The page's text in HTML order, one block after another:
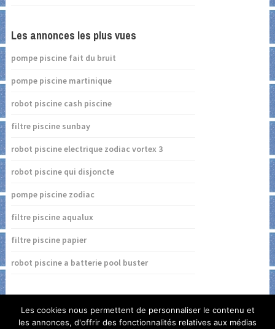
Les annonces les plus vues
pompe piscine fait du bruit
pompe piscine martinique
robot piscine cash piscine
filtre piscine sunbay
robot piscine electrique zodiac vortex 3
robot piscine qui disjoncte
pompe piscine zodiac
filtre piscine aqualux
filtre piscine papier
robot piscine a batterie pool buster
Les cookies nous permettent de personnaliser le contenu et
les annonces, d'offrir des fonctionnalités relatives aux médias